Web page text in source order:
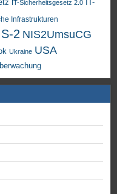
IT-Sicherheitsgesetz 2.0
IT-
Infrastrukturen
2 NIS2UmsuCG
Ukraine USA